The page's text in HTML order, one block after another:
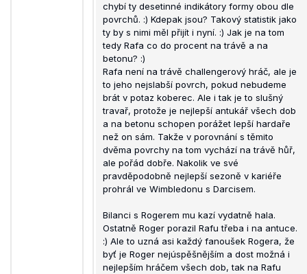
chybí ty desetinné indikátory formy obou dle
povrchů. :) Kdepak jsou? Takový statistik jako
ty by s nimi měl přijít i nyní. :) Jak je na tom
tedy Rafa co do procent na trávě a na
betonu? :)
Rafa není na trávě challengerový hráč, ale je
to jeho nejslabší povrch, pokud nebudeme
brát v potaz koberec. Ale i tak je to slušný
travař, protože je nejlepší antukář všech dob
a na betonu schopen porážet lepší hardaře
než on sám. Takže v porovnání s těmito
dvěma povrchy na tom vychází na trávě hůř,
ale pořád dobře. Nakolik ve své
pravděpodobně nejlepší sezoně v kariéře
prohrál ve Wimbledonu s Darcisem.
Bilanci s Rogerem mu kazí vydatně hala.
Ostatně Roger porazil Rafu třeba i na antuce.
:) Ale to uzná asi každý fanoušek Rogera, že
byť je Roger nejúspěšnějším a dost možná i
nejlepším hráčem všech dob, tak na Rafu